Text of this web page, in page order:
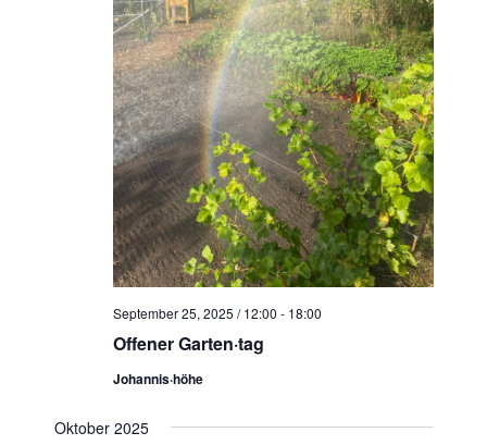
Offener Garten·tag
September 25, 2025 / 12:00 - 18:00
Johannis·höhe
Oktober 2025